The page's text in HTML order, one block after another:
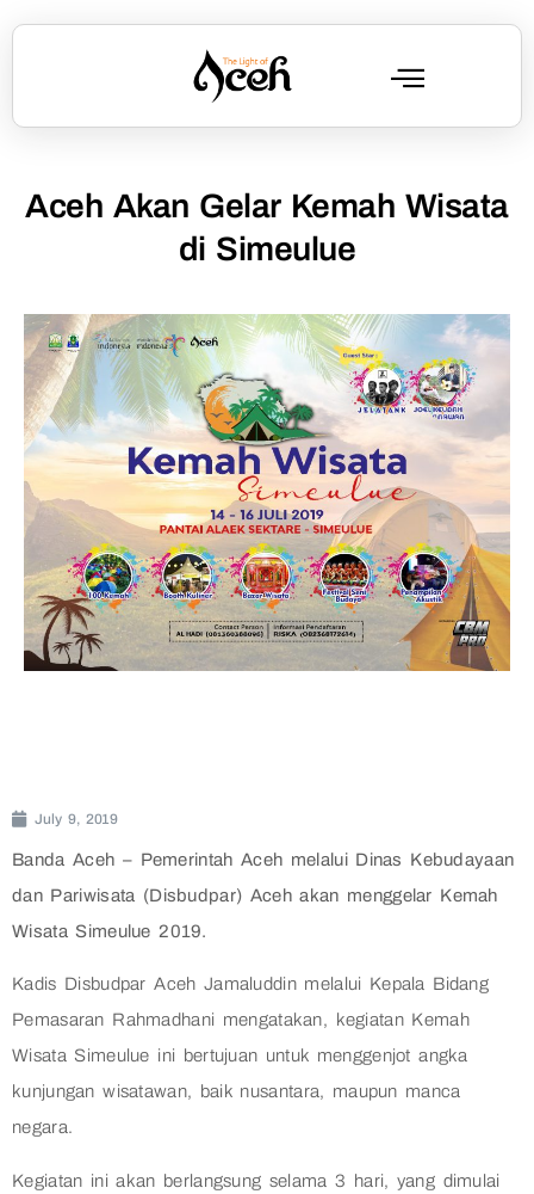
Aceh Akan Gelar Kemah Wisata
di Simeulue
July 9, 2019
Banda Aceh – Pemerintah Aceh melalui Dinas Kebudayaan
dan Pariwisata (Disbudpar) Aceh akan menggelar Kemah
Wisata Simeulue 2019.
Kadis Disbudpar Aceh Jamaluddin melalui Kepala Bidang
Pemasaran Rahmadhani mengatakan, kegiatan Kemah
Wisata Simeulue ini bertujuan untuk menggenjot angka
kunjungan wisatawan, baik nusantara, maupun manca
negara.
Kegiatan ini akan berlangsung selama 3 hari, yang dimulai